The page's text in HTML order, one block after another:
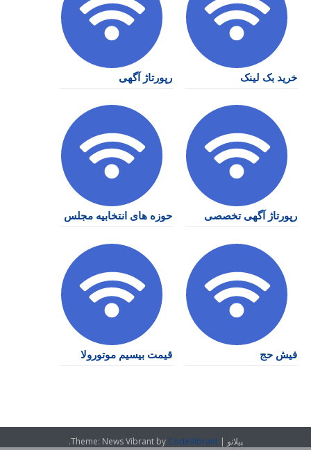
خرید بک لینک رپورتاژ آگهی
رپورتاژ آگهی تخصصی حوزه های انتخابیه مجلس
فیش حج قیمت بیسیم موتورولا
پیلانو |
Theme: News Vibrant by CodeVibrant
.